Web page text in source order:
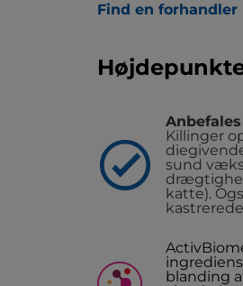
Find en forhandler
Anbefales
Killinger
sund
katte).
blanding